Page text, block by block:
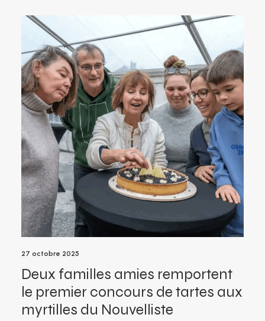
27 octobre 2025
Deux familles amies remportent
le premier concours de tartes aux
myrtilles du Nouvelliste